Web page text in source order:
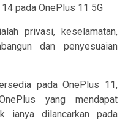
pada OnePlus 11 5G
privasi, keselamatan,
dan penyesuaian
pada OnePlus 11,
yang mendapat
ianya dilancarkan pada